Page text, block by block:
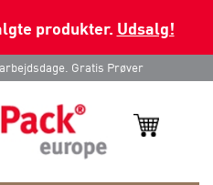
produkter. Udsalg!
Gratis Prøver